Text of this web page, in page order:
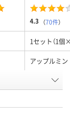
4.3 （70件）
1セット（1個
アップルミン
RR72663